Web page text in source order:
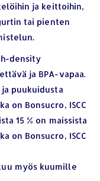
ja keittoihin,
tai pienten
density
ja BPA-vapaa.
puukuidusta
on Bonsucro, ISCC
15 % on maissista
on Bonsucro, ISCC
myös kuumille